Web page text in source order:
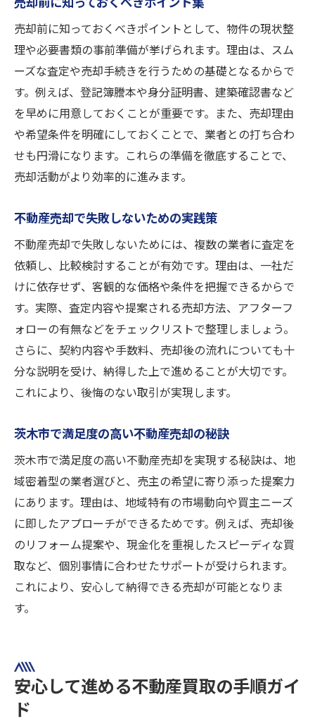
売却前に知っておくべきポイントとして、物件の現状整
理や必要書類の事前準備が挙げられます。理由は、スム
ーズな査定や売却手続きを行うための基礎となるからで
す。例えば、登記簿謄本や身分証明書、建築確認書など
を早めに用意しておくことが重要です。また、売却理由
や希望条件を明確にしておくことで、業者との打ち合わ
せも円滑になります。これらの準備を徹底することで、
売却活動がより効率的に進みます。
不動産売却で失敗しないための実践策
不動産売却で失敗しないためには、複数の業者に査定を
依頼し、比較検討することが有効です。理由は、一社だ
けに依存せず、客観的な価格や条件を把握できるからで
す。実際、査定内容や提案される売却方法、アフターフ
ォローの有無などをチェックリストで整理しましょう。
さらに、契約内容や手数料、売却後の流れについても十
分な説明を受け、納得した上で進めることが大切です。
これにより、後悔のない取引が実現します。
茨木市で満足度の高い不動産売却の秘訣
茨木市で満足度の高い不動産売却を実現する秘訣は、地
域密着型の業者選びと、売主の希望に寄り添った提案力
にあります。理由は、地域特有の市場動向や買主ニーズ
に即したアプローチができるためです。例えば、売却後
のリフォーム提案や、現金化を重視したスピーディな買
取など、個別事情に合わせたサポートが受けられます。
これにより、安心して納得できる売却が可能となりま
す。
安心して進める不動産買取の手順ガイ
ド